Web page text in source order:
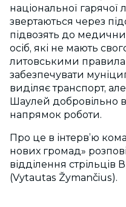
національної гарячої
звертаються через
підвозять до
осіб, які не мають
литовськими
забезпечувати
виділяє транспорт,
Шаулей добровільно
напрямок роботи.
Про це в інтерв’ю
нових громад»
відділення стрільців
(Vytautas Žymančius).